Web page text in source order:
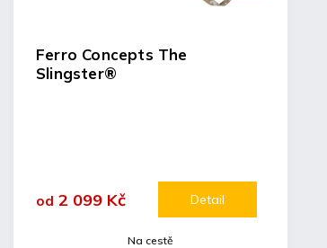
Ferro Concepts The
Slingster®
Na cestě
od 2 099 Kč Detail